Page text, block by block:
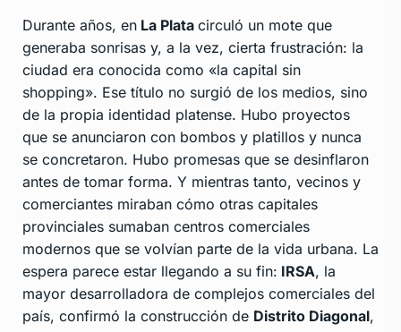
Durante años, en La Plata circuló un mote que
generaba sonrisas y, a la vez, cierta frustración: la
ciudad era conocida como «la capital sin
shopping». Ese título no surgió de los medios, sino
de la propia identidad platense. Hubo proyectos
que se anunciaron con bombos y platillos y nunca
se concretaron. Hubo promesas que se desinflaron
antes de tomar forma. Y mientras tanto, vecinos y
comerciantes miraban cómo otras capitales
provinciales sumaban centros comerciales
modernos que se volvían parte de la vida urbana. La
espera parece estar llegando a su fin: IRSA, la
mayor desarrolladora de complejos comerciales del
país, confirmó la construcción de Distrito Diagonal,